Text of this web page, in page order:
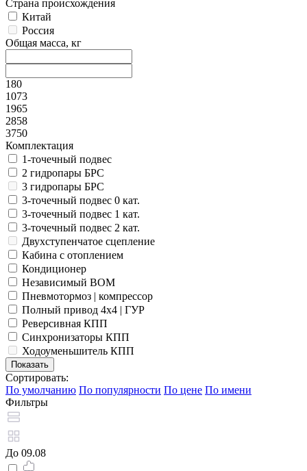
Страна происхождения
Китай
Россия
Общая масса, кг
180
1073
1965
2858
3750
Комплектация
1-точечный подвес
2 гидропары БРС
3 гидропары БРС
3-точечный подвес 0 кат.
3-точечный подвес 1 кат.
3-точечный подвес 2 кат.
Двухступенчатое сцепление
Кабина с отоплением
Кондиционер
Независимый ВОМ
Пневмотормоз | компрессор
Полный привод 4x4 | ГУР
Реверсивная КПП
Синхронизаторы КПП
Ходоуменьшитель КПП
Сортировать:
По умолчанию По популярности По цене По имени
Фильтры
До 09.08